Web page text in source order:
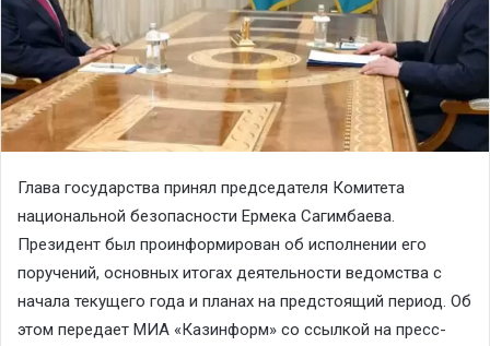
Глава государства принял председателя Комитета
национальной безопасности Ермека Сагимбаева.
Президент был проинформирован об исполнении его
поручений, основных итогах деятельности ведомства с
начала текущего года и планах на предстоящий период. Об
этом передает МИА «Казинформ» со ссылкой на пресс-